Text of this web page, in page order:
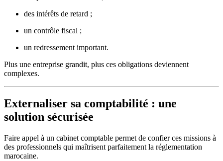
des intérêts de retard ;
un contrôle fiscal ;
un redressement important.
Plus une entreprise grandit, plus ces obligations deviennent
complexes.
Externaliser sa comptabilité : une
solution sécurisée
Faire appel à un cabinet comptable permet de confier ces missions à
des professionnels qui maîtrisent parfaitement la réglementation
marocaine.